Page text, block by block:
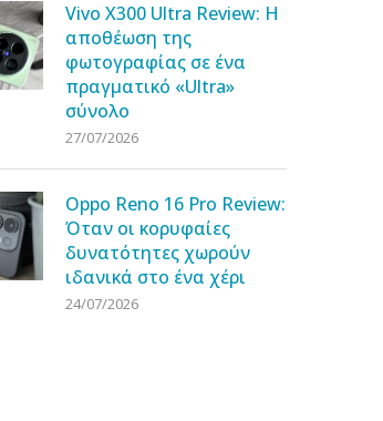
Vivo X300 Ultra Review: Η
αποθέωση της
φωτογραφίας σε ένα
πραγματικό «Ultra»
σύνολο
27/07/2026
Oppo Reno 16 Pro Review:
Όταν οι κορυφαίες
δυνατότητες χωρούν
ιδανικά στο ένα χέρι
24/07/2026